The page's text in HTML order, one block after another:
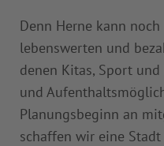
Denn Herne kann
lebenswerten und
denen Kitas, Sport
und
Planungsbeginn an
schaffen wir eine